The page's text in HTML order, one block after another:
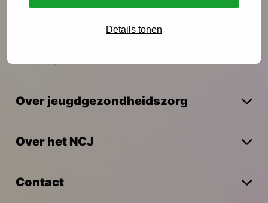
Details tonen
Actueel
Over jeugdgezondheidszorg
Over het NCJ
Contact